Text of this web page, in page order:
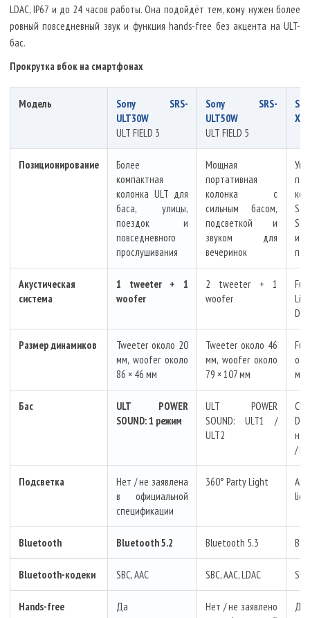
LDAC, IP67 и до 24 часов работы. Она подойдёт тем, кому нужен более
ровный повседневный звук и функция hands-free без акцента на ULT-
бас.
Прокрутка вбок на смартфонах
Модель
Sony SRS-
ULT30W
ULT FIELD 3
Sony SRS-
ULT50W
ULT FIELD 5
Позиционирование
Более
компактная
колонка ULT для
баса, улицы,
поездок и
повседневного
прослушивания
Мощная
портативная
колонка с
сильным басом,
подсветкой и
звуком для
вечеринок
и
Акустическая
система
1 tweeter + 1
woofer
2 tweeter + 1
woofer
Размер динамиков
Tweeter около 20
мм, woofer около
86 × 46 мм
Tweeter около 46
мм, woofer около
79 × 107 мм
мм
Бас
ULT POWER
SOUND: 1 режим
ULT POWER
SOUND: ULT1 /
ULT2
/
Подсветка
Нет / не заявлена
в официальной
спецификации
360° Party Light
Bluetooth Bluetooth 5.2 Bluetooth 5.3
Bluetooth-кодеки SBC, AAC SBC, AAC, LDAC
Hands-free Да
Нет / не заявлено
Да